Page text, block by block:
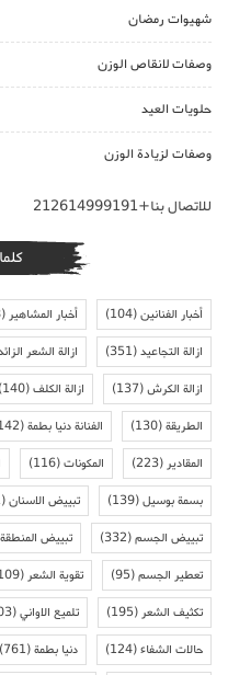
شهيوات رمضان
وصفات لانقاص الوزن
حلويات العيد
وصفات لزيادة الوزن
للاتصال بنا+212614999191
أخبار الفنانين(104) أخبار المشاهير(118)
ازالة التجاعيد(351) ازالة الشعر
ازالة الكرش(137) ازالة الكلف(140)
الطريقة(130) الفنانة دنيا بطمة(142)
المقادير(223) المكونات(116)
بسمة بوسيل(139) تبييض الاسنان(231)
تبييض الجسم(332) تبييض
تعطير الجسم(95) تقوية الشعر(109)
تكثيف الشعر(195) تلميع الاواني(103)
حالات الشفاء(124) دنيا بطمة(761)